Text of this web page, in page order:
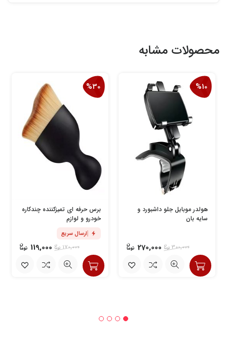
محصولات مشابه
%10
هولدر موبایل جلو داشبورد و
سایه بان
300,000
270,000
%30
برس حرفه ای تمیزکننده چندکاره
خودرو و لوازم
ارسال سریع
170,000
119,000